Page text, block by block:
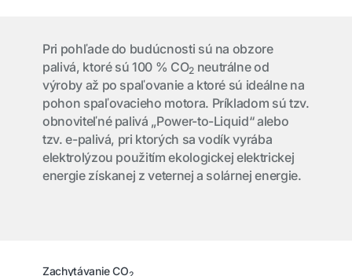
Pri pohľade do budúcnosti sú na obzore
palivá, ktoré sú 100 % CO2neutrálne od
výroby až po spaľovanie a ktoré sú ideálne na
pohon spaľovacieho motora. Príkladom sú tzv.
obnoviteľné palivá „Power-to-Liquid“ alebo
tzv. e-palivá, pri ktorých sa vodík vyrába
elektrolýzou použitím ekologickej elektrickej
energie získanej z veternej a solárnej energie.
Zachytávanie CO